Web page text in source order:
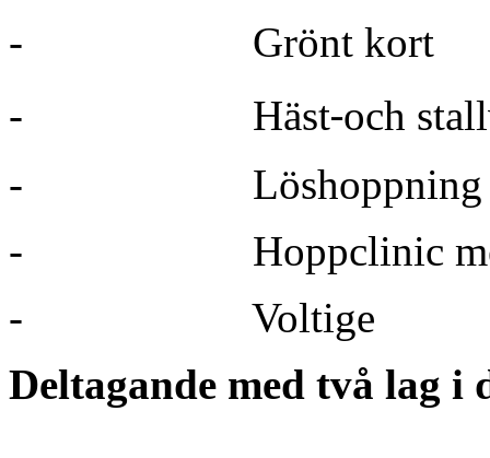
-
Grönt kort
-
Häst‐och
-
Löshoppning
-
Hoppclinic
-
Voltige
Deltagande med två lag i